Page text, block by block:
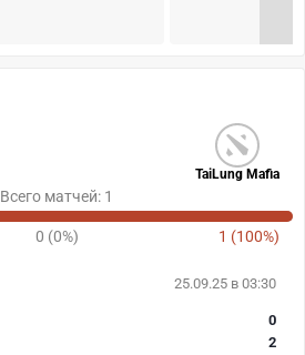
TaiLung Mafia
Всего матчей: 1
0 (0%) 1 (100%)
25.09.25 в 03:30
0
2